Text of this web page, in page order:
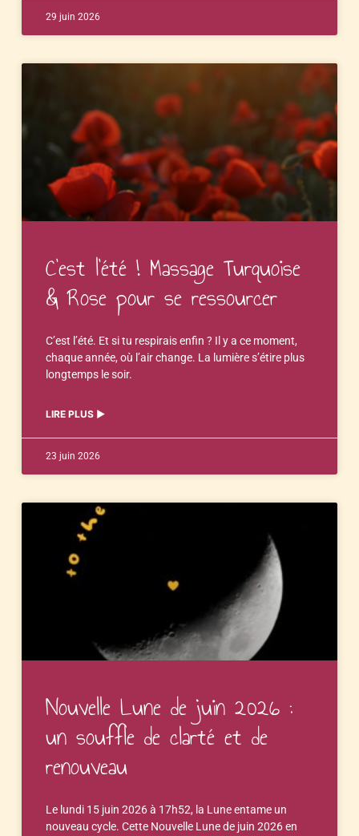
29 juin 2026
C’est l’été ! Massage Turquoise
& Rose pour se ressourcer
C’est l’été. Et si tu respirais enfin ? Il y a ce moment,
chaque année, où l’air change. La lumière s’étire plus
longtemps le soir.
LIRE PLUS ▶︎
23 juin 2026
Nouvelle Lune de juin 2026 :
un souffle de clarté et de
renouveau
Le lundi 15 juin 2026 à 17h52, la Lune entame un
nouveau cycle. Cette Nouvelle Lune de juin 2026 en